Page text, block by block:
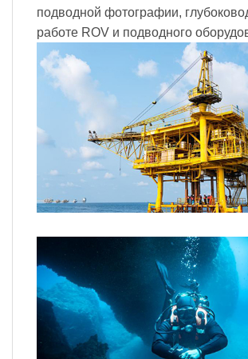
подводной фотографии,
работе ROV и подводного